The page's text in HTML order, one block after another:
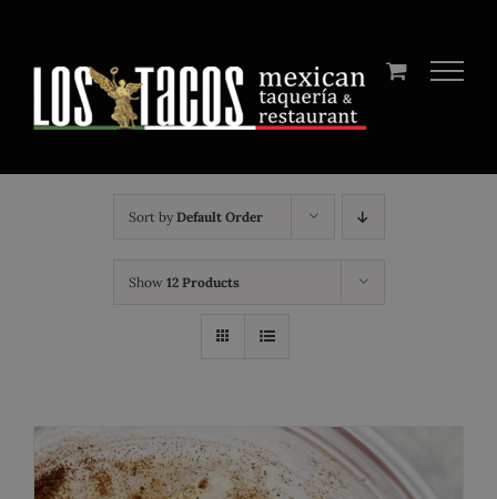
content
Sort by Default Order
Show 12 Products